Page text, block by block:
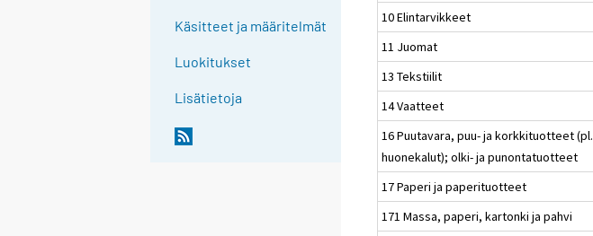
Käsitteet ja määritelmät
Luokitukset
Lisätietoja
10 Elintarvikkeet
11 Juomat
13 Tekstiilit
14 Vaatteet
16 Puutavara, puu- ja korkkituotteet (pl.
huonekalut); olki- ja punontatuotteet
17 Paperi ja paperituotteet
171 Massa, paperi, kartonki ja pahvi